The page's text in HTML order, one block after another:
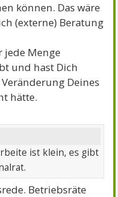
können. Das wäre
(externe) Beratung
jede Menge
und hast Dich
Deines
hätte.
ist klein, es gibt
Betriebsräte